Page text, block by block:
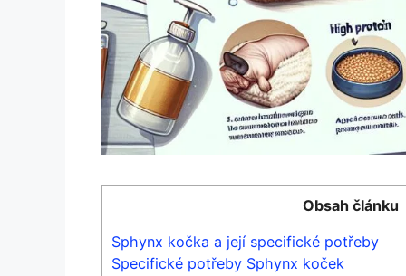
Obsah článku
Sphynx ‌kočka ⁤a​ její specifické potřeby
Specifické potřeby Sphynx koček